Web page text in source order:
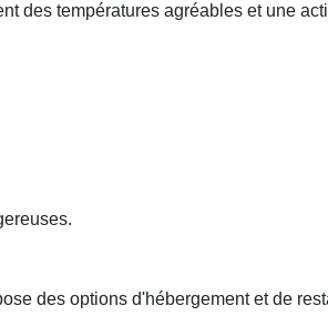
des températures agréables et une
des options d'hébergement et de